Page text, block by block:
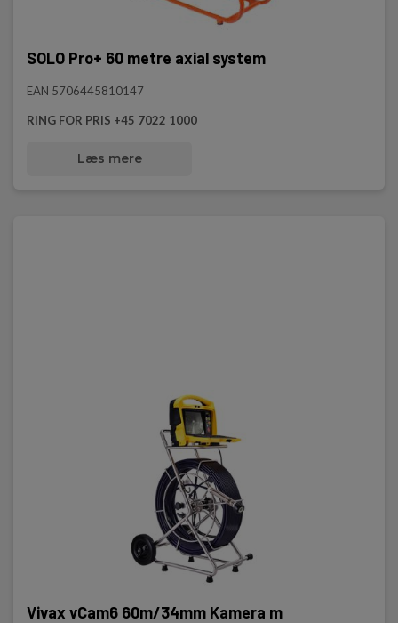
SOLO Pro+ 60 metre axial system
EAN 5706445810147
RING FOR PRIS +45 7022 1000
Læs mere
Vivax vCam6 60m/34mm Kamera m